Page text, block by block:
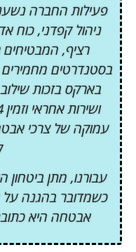
פעילות החברה
ניהול קפדני, כוח
רציף, המבטיחים
בסטנדרטים מחמירים
בארקס בזכות
עמוקה של צרכי
עבורנו, מתן ביטחון
כשמדובר בהגנה על
אבטחה היא